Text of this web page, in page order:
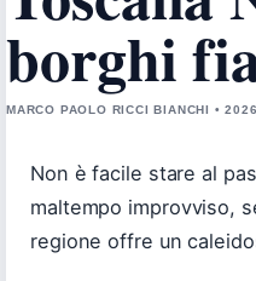
borghi
MARCO PAOLO RICCI BIANCHI •
Non è facile stare al
maltempo improvviso,
regione offre un